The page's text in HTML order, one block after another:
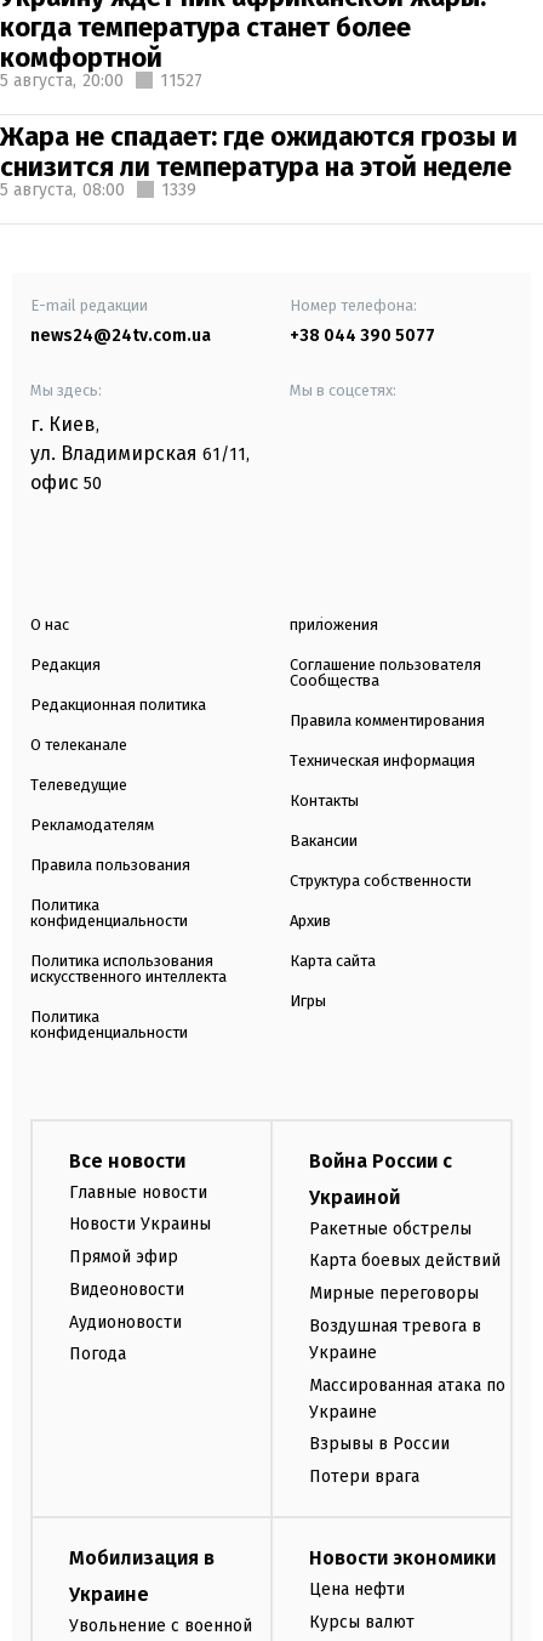
когда температура станет более
комфортной
5 августа, 20:00 11527
Жара не спадает: где ожидаются грозы и
снизится ли температура на этой неделе
5 августа, 08:00 1339
E-mail редакции
news24@24tv.com.ua
Номер телефона:
+38 044 390 5077
Мы здесь:
г. Киев,
ул. Владимирская 61/11,
офис 50
Мы в соцсетях:
О нас
Редакция
Редакционная политика
О телеканале
Телеведущие
Рекламодателям
Правила пользования
Политика
конфиденциальности
Политика использования
искусственного интеллекта
Политика
конфиденциальности
приложения
Соглашение пользователя
Сообщества
Правила комментирования
Техническая информация
Контакты
Вакансии
Структура собственности
Архив
Карта сайта
Игры
Все новости
Главные новости
Новости Украины
Прямой эфир
Видеоновости
Аудионовости
Погода
Война России с
Украиной
Ракетные обстрелы
Карта боевых действий
Мирные переговоры
Воздушная тревога в
Украине
Массированная атака по
Украине
Взрывы в России
Потери врага
Мобилизация в
Украине
Увольнение с военной
Новости экономики
Цена нефти
Курсы валют